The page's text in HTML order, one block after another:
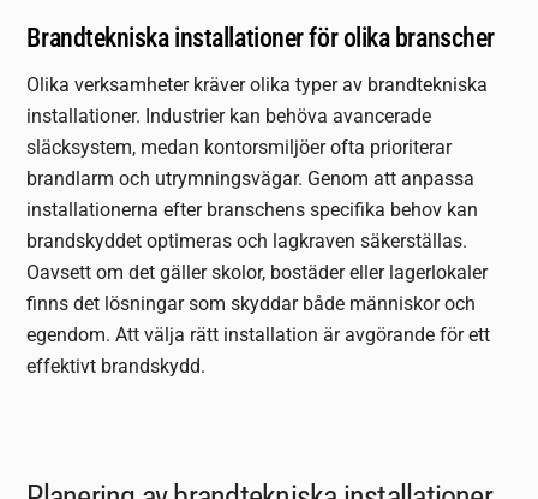
Brandtekniska installationer för olika branscher
Olika verksamheter kräver olika typer av brandtekniska
installationer. Industrier kan behöva avancerade
släcksystem, medan kontorsmiljöer ofta prioriterar
brandlarm och utrymningsvägar. Genom att anpassa
installationerna efter branschens specifika behov kan
brandskyddet optimeras och lagkraven säkerställas.
Oavsett om det gäller skolor, bostäder eller lagerlokaler
finns det lösningar som skyddar både människor och
egendom. Att välja rätt installation är avgörande för ett
effektivt brandskydd.